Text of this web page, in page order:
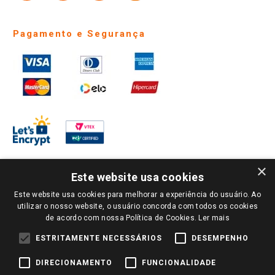
Pagamento e Segurança
PARA VER OS PREÇOS DA SUA REGIÃO, FAÇA LOGIN E SELECIONE A LOJA DE
SUA PREFERÊNCIA. SOMENTE APÓS O LOGIN, OS PREÇOS DA SUA REGIÃO OU
LOJA SERÃO CARREGADOS.
TODOS OS PREÇOS E CONDIÇÕES COMERCIAIS DESTE SITE SÃO VÁLIDOS APENAS
PARA COMPRAS REALIZADAS NO GIASSI.COM.BR E NA LOJA SELECIONADA
PREÇOS PARA AS VENDAS ONLINE DIVULGADOS NO SITE PREVALECEM ANTE
×
Este website usa cookies
Este website usa cookies para melhorar a experiência do usuário. Ao
utilizar o nosso website, o usuário concorda com todos os cookies
de acordo com nossa Política de Cookies. Ler mais
ESTRITAMENTE NECESSÁRIOS DESEMPENHO
DIRECIONAMENTO FUNCIONALIDADE